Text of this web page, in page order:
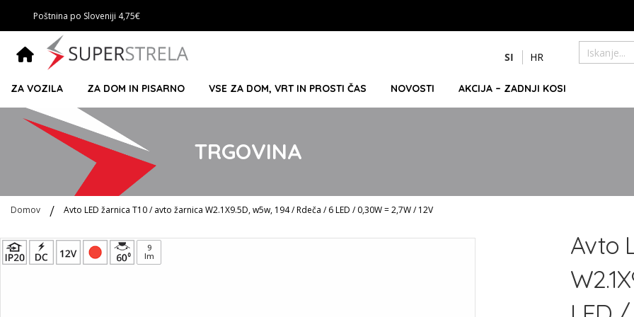
Poštnina po Sloveniji 4,75€
na
SI HR
ZA VOZILA ZA DOM IN PISARNO VSE ZA DOM, VRT IN PROSTI ČAS NOVOSTI AKCIJA – ZADNJI KOSI
TRGOVINA
Domov Avto LED žarnica T10 / avto žarnica W2.1X9.5D, w5w, 194 / Rdeča / 6 LED / 0,30W = 2,7W / 12V
Preskoči
na
9
lm
Avto